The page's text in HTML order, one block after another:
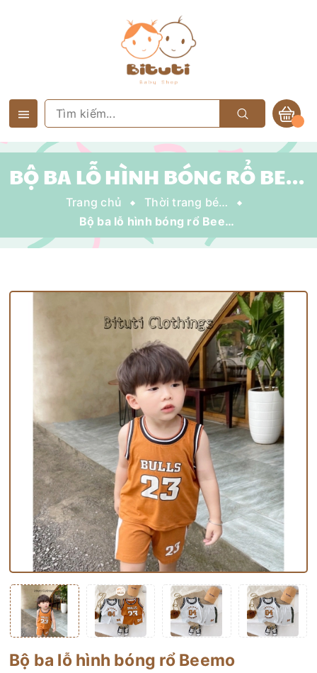
BỘ BA LỖ HÌNH BÓNG RỔ BEEMO
Trang chủ
Thời trang bé trai
Bộ ba lỗ hình bóng rổ Beemo
Bộ ba lỗ hình bóng rổ Beemo